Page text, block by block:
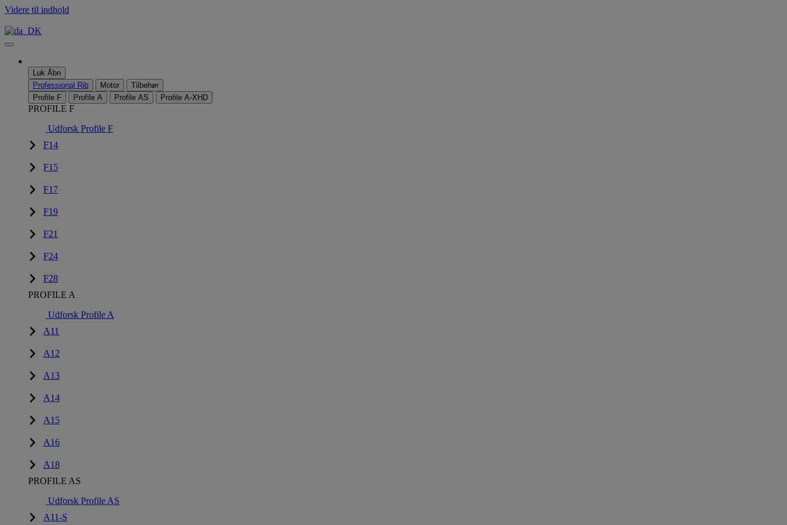
Videre til indhold
Luk Åbn
Professional Rib
Motor
Tilbehør
Profile F
Profile A Profile AS Profile A-XHD
PROFILE F
Udforsk Profile F
F14
F15
F17
F19
F21
F24
F28
PROFILE A
Udforsk Profile A
A11
A12
A13
A14
A15
A16
A18
PROFILE AS
Udforsk Profile AS
A11-S